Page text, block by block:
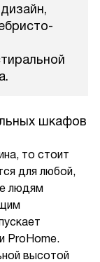
шкафов
то стоит
для любой,
людям
ProHome.
высотой